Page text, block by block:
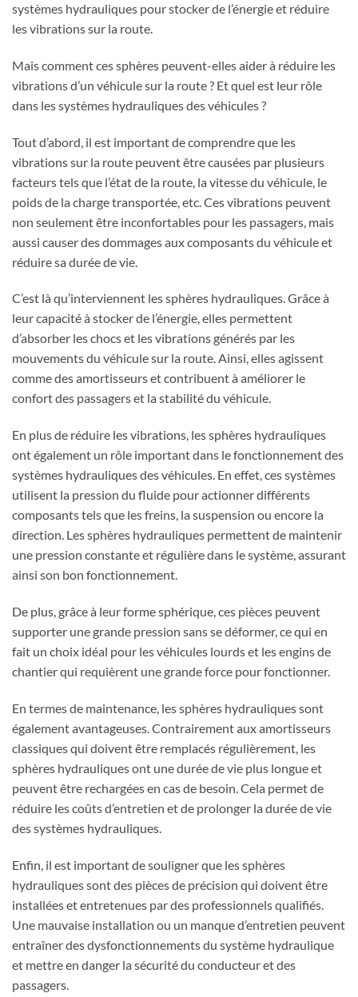
systèmes hydrauliques pour stocker de l’énergie et réduire
les vibrations sur la route.
Mais comment ces sphères peuvent-elles aider à réduire les
vibrations d’un véhicule sur la route ? Et quel est leur rôle
dans les systèmes hydrauliques des véhicules ?
Tout d’abord, il est important de comprendre que les
vibrations sur la route peuvent être causées par plusieurs
facteurs tels que l’état de la route, la vitesse du véhicule, le
poids de la charge transportée, etc. Ces vibrations peuvent
non seulement être inconfortables pour les passagers, mais
aussi causer des dommages aux composants du véhicule et
réduire sa durée de vie.
C’est là qu’interviennent les sphères hydrauliques. Grâce à
leur capacité à stocker de l’énergie, elles permettent
d’absorber les chocs et les vibrations générés par les
mouvements du véhicule sur la route. Ainsi, elles agissent
comme des amortisseurs et contribuent à améliorer le
confort des passagers et la stabilité du véhicule.
En plus de réduire les vibrations, les sphères hydrauliques
ont également un rôle important dans le fonctionnement des
systèmes hydrauliques des véhicules. En effet, ces systèmes
utilisent la pression du fluide pour actionner différents
composants tels que les freins, la suspension ou encore la
direction. Les sphères hydrauliques permettent de maintenir
une pression constante et régulière dans le système, assurant
ainsi son bon fonctionnement.
De plus, grâce à leur forme sphérique, ces pièces peuvent
supporter une grande pression sans se déformer, ce qui en
fait un choix idéal pour les véhicules lourds et les engins de
chantier qui requièrent une grande force pour fonctionner.
En termes de maintenance, les sphères hydrauliques sont
également avantageuses. Contrairement aux amortisseurs
classiques qui doivent être remplacés régulièrement, les
sphères hydrauliques ont une durée de vie plus longue et
peuvent être rechargées en cas de besoin. Cela permet de
réduire les coûts d’entretien et de prolonger la durée de vie
des systèmes hydrauliques.
Enfin, il est important de souligner que les sphères
hydrauliques sont des pièces de précision qui doivent être
installées et entretenues par des professionnels qualifiés.
Une mauvaise installation ou un manque d’entretien peuvent
entraîner des dysfonctionnements du système hydraulique
et mettre en danger la sécurité du conducteur et des
passagers.